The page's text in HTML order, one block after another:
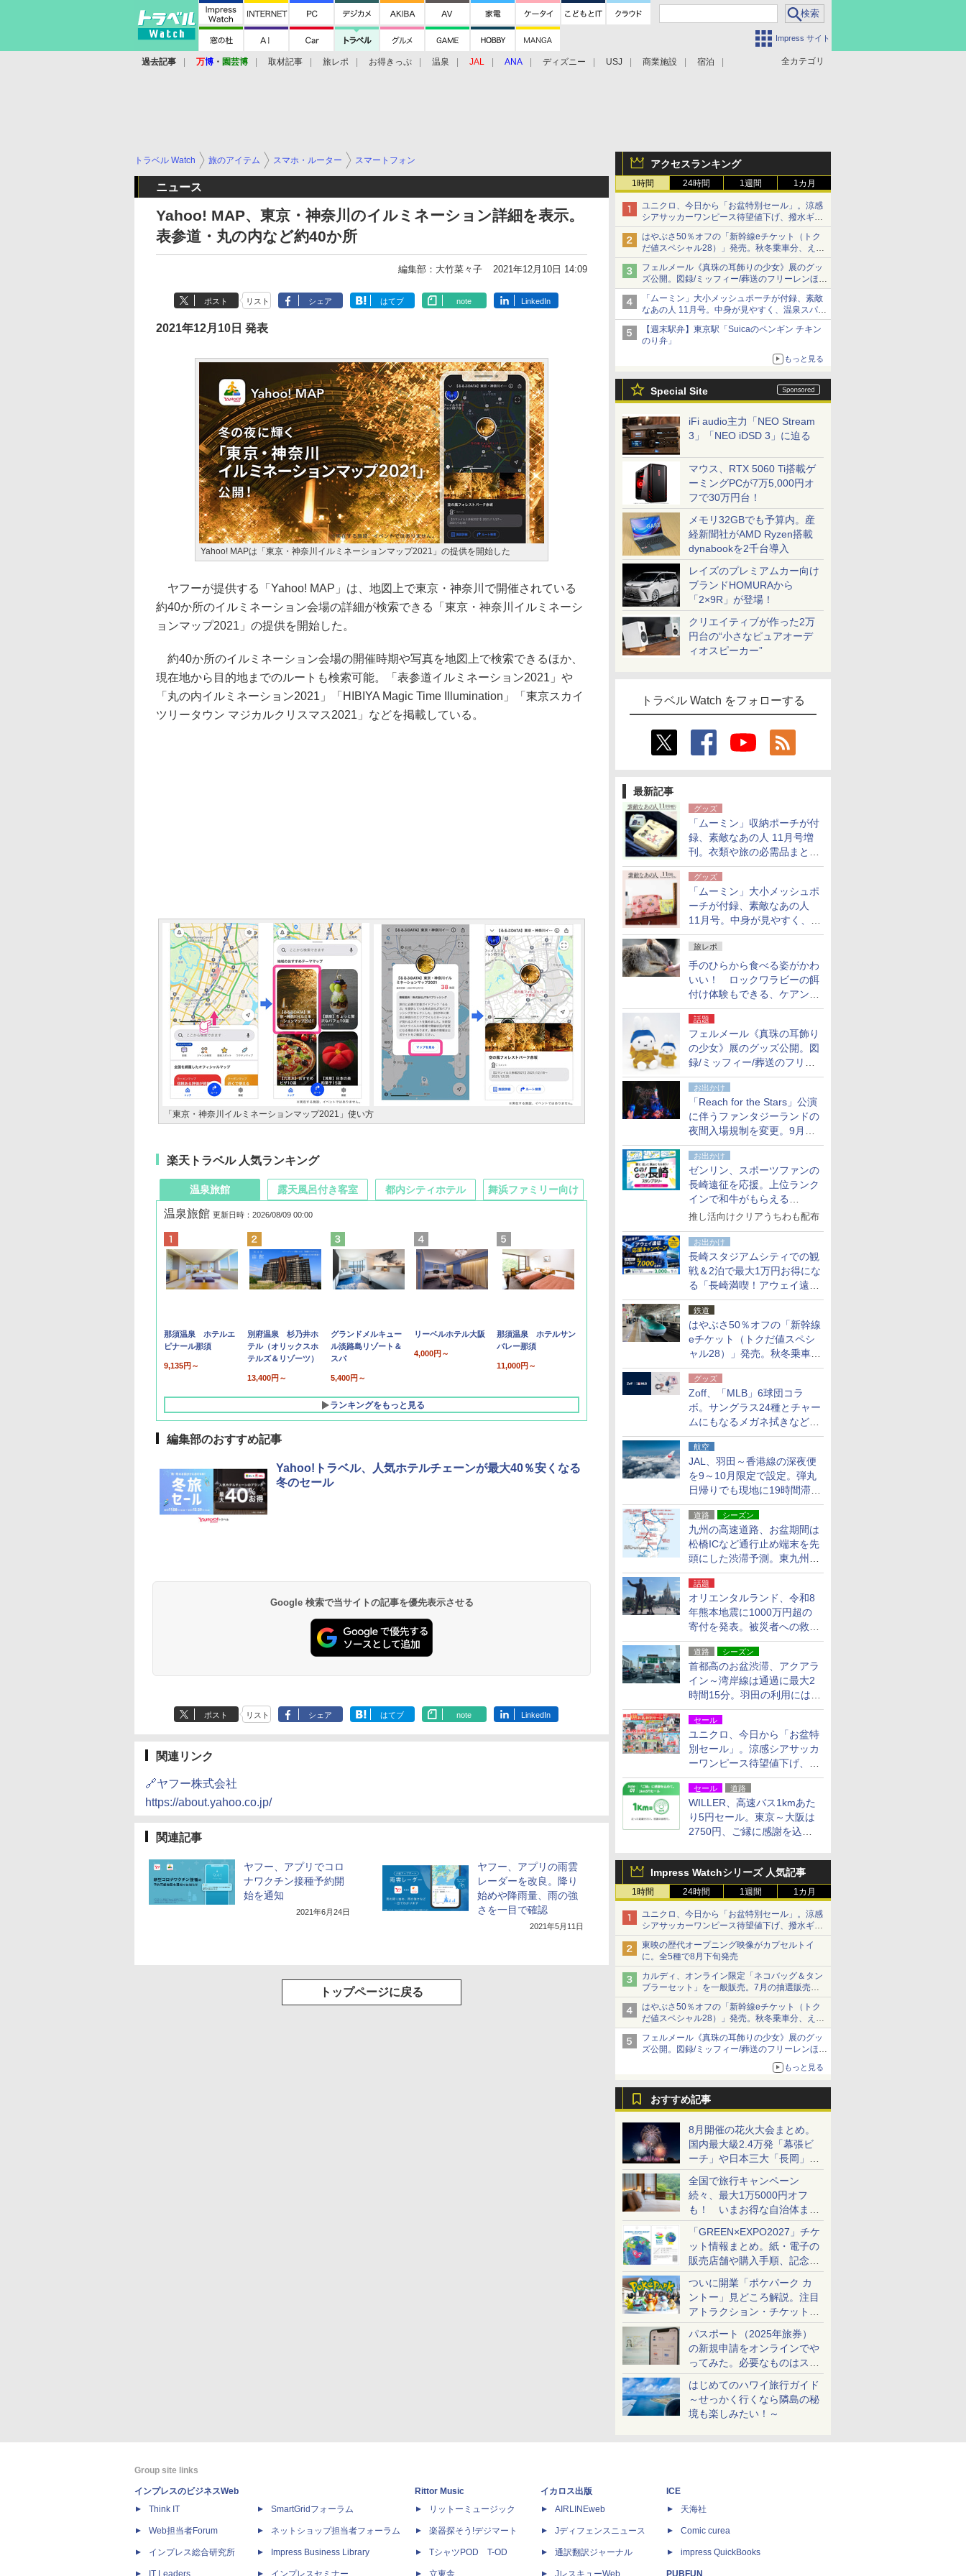
Impress サイト
全カテゴリ
過去記事 万博 ・ 園芸博 取材記事 旅レポ お得きっぷ 温泉 JAL ANA ディズニー USJ 商業施設 宿泊
アクセスランキング
1時間 24時間 1週間 1カ月
ユニクロ、今日から「お盆特別セール」。涼感
シアサッカーワンピース待望値下げ、撥水ギア
ショーツは1990円に
はやぶさ50％オフの「新幹線eチケット（トク
だ値スペシャル28）」発売。秋冬乗車分、えき
ねっと限定
フェルメール《真珠の耳飾りの少女》展のグッ
ズ公開。図録/ミッフィー/葬送のフリーレンほ
か、注目ブランドコラボが実現
「ムーミン」大小メッシュポーチが付録、素敵
なあの人 11月号。中身が見やすく、温泉スパに
も使える
【週末駅弁】東京駅「Suicaのペンギン チキン
のり弁」
もっと見る
Special Site
iFi audio主力「NEO Stream
3」「NEO iDSD 3」に迫る
マウス、RTX 5060 Ti搭載ゲ
ーミングPCが7万5,000円オ
フで30万円台！
メモリ32GBでも予算内。産
経新聞社がAMD Ryzen搭載
dynabookを2千台導入
レイズのプレミアムカー向け
ブランドHOMURAから
「2×9R」が登場！
クリエイティブが作った2万
円台の“小さなピュアオーデ
ィオスピーカー”
トラベル Watch をフォローする
最新記事
グッズ
「ムーミン」収納ポーチが付
録、素敵なあの人 11月号増
刊。衣類や旅の必需品まとま
る大小2個セット
グッズ
「ムーミン」大小メッシュポ
ーチが付録、素敵なあの人
11月号。中身が見やすく、温
泉スパにも使える
旅レポ
手のひらから食べる姿がかわ
いい！ ロックワラビーの餌
付け体験もできる、ケアンズ
でアサートン高原の日本語ガ
イド付きツアーに参加してみ
た
話題
フェルメール《真珠の耳飾り
の少女》展のグッズ公開。図
録/ミッフィー/葬送のフリー
レンほか、注目ブランドコラ
ボが実現
お出かけ
「Reach for the Stars」公演
に伴うファンタジーランドの
夜間入場規制を変更。9月か
ら18時50分～20時ごろに
お出かけ
ゼンリン、スポーツファンの
長崎遠征を応援。上位ランク
インで和牛がもらえる
「GO！GO！長崎スタンプラ
推し活向けクリアうちわも配布
お出かけ
長崎スタジアムシティでの観
戦＆2泊で最大1万円お得にな
る「長崎満喫！アウェイ遠征
応援キャンペーン」
鉄道
はやぶさ50％オフの「新幹線
eチケット（トクだ値スペシ
ャル28）」発売。秋冬乗車
分、えきねっと限定
グッズ
Zoff、「MLB」6球団コラ
ボ。サングラス24種とチャー
ムにもなるメガネ拭きなど雑
貨24種
航空
JAL、羽田～香港線の深夜便
を9～10月限定で設定。弾丸
日帰りでも現地に19時間滞在
できる
道路 シーズン
九州の高速道路、お盆期間は
松橋ICなど通行止め端末を先
頭にした渋滞予測。東九州道
への迂回は料金調整を実施
話題
オリエンタルランド、令和8
年熊本地震に1000万円超の
寄付を発表。被災者への救援
活動・復旧支援
道路 シーズン
首都高のお盆渋滞、アクアラ
イン～湾岸線は通過に最大2
時間15分。羽田の利用には
「空港西出口」の利用検討を
セール
ユニクロ、今日から「お盆特
別セール」。涼感シアサッカ
ーワンピース待望値下げ、撥
水ギアショーツは1990円に
セール 道路
WILLER、高速バス1kmあた
り5円セール。東京～大阪は
2750円、ご縁に感謝を込め
Impress Watchシリーズ 人気記事
1時間 24時間 1週間 1カ月
ユニクロ、今日から「お盆特別セール」。涼感
シアサッカーワンピース待望値下げ、撥水ギア
ショーツは1990円に
東映の歴代オープニング映像がカプセルトイ
に。全5種で8月下旬発売
カルディ、オンライン限定「ネコバッグ＆タン
ブラーセット」を一般販売。7月の抽選販売の
当選無効分
はやぶさ50％オフの「新幹線eチケット（トク
だ値スペシャル28）」発売。秋冬乗車分、えき
ねっと限定
フェルメール《真珠の耳飾りの少女》展のグッ
ズ公開。図録/ミッフィー/葬送のフリーレンほ
もっと見る
おすすめ記事
8月開催の花火大会まとめ。
国内最大級2.4万発「幕張ビ
ーチ」や日本三大「長岡」な
ど大型イベント目白押し！
全国で旅行キャンペーン
続々、最大1万5000円オフ
も！ いまお得な自治体まと
め
「GREEN×EXPO2027」チケ
ット情報まとめ。紙・電子の
販売店舗や購入手順、記念チ
ケットも解説
ついに開業「ポケパーク カ
ントー」見どころ解説。注目
アトラクション・チケット手
配・来場前に必要な準備は？
パスポート（2025年旅券）
の新規申請をオンラインでや
ってみた。必要なものはスマ
ホとマイナカードのみ
はじめてのハワイ旅行ガイド
～せっかく行くなら隣島の秘
境も楽しみたい！～
トラベル Watch 旅のアイテム スマホ・ルーター スマートフォン
ニュース
Yahoo! MAP、東京・神奈川のイルミネーション詳細を表示。
表参道・丸の内など約40か所
編集部：大竹菜々子 2021年12月10日 14:09
ポスト リスト シェア はてブ note LinkedIn
2021年12月10日 発表
Yahoo! MAPは「東京・神奈川イルミネーションマップ2021」の提供を開始した
ヤフーが提供する「Yahoo! MAP」は、地図上で東京・神奈川で開催されている
約40か所のイルミネーション会場の詳細が検索できる「東京・神奈川イルミネーシ
ョンマップ2021」の提供を開始した。
約40か所のイルミネーション会場の開催時期や写真を地図上で検索できるほか、
現在地から目的地までのルートも検索可能。「表参道イルミネーション2021」や
「丸の内イルミネーション2021」「HIBIYA Magic Time Illumination」「東京スカイ
ツリータウン マジカルクリスマス2021」などを掲載している。
「東京・神奈川イルミネーションマップ2021」使い方
楽天トラベル 人気ランキング
温泉旅館
温泉旅館 更新日時：2026/08/09 00:00
那須温泉 ホテルエ
ピナール那須
9,135円～
別府温泉 杉乃井ホ
テル（オリックスホ
テルズ＆リゾーツ）
13,400円～
グランドメルキュー
ル淡路島リゾート＆
スパ
5,400円～
リーベルホテル大阪
4,000円～
那須温泉 ホテルサン
バレー那須
11,000円～
ランキングをもっと見る
露天風呂付き客室
10,450円～
19,541円～
都内シティホテル 舞浜ファミリー向け
7,950円～
5,758円～
編集部のおすすめ記事
Yahoo!トラベル、人気ホテルチェーンが最大40％安くなる
冬のセール
Google 検索で当サイトの記事を優先表示させる
ポスト リスト シェア はてブ note LinkedIn
関連リンク
🔗ヤフー株式会社
https://about.yahoo.co.jp/
関連記事
ヤフー、アプリでコロ
ナワクチン接種予約開
始を通知
2021年6月24日
ヤフー、アプリの雨雲
レーダーを改良。降り
始めや降雨量、雨の強
さを一目で確認
2021年5月11日
トップページに戻る
Group site links
インプレスのビジネスWeb
Think IT
Web担当者Forum
インプレス総合研究所
IT Leaders
SmartGridフォーラム
ネットショップ担当者フォーラム
Impress Business Library
インプレスセミナー
Rittor Music
リットーミュージック
楽器探そう!デジマート
TシャツPOD T-OD
立東舎
イカロス出版
AIRLINEweb
Jディフェンスニュース
通訳翻訳ジャーナル
JレスキューWeb
ICE
天海社
Comic curea
impress QuickBooks
PUBFUN